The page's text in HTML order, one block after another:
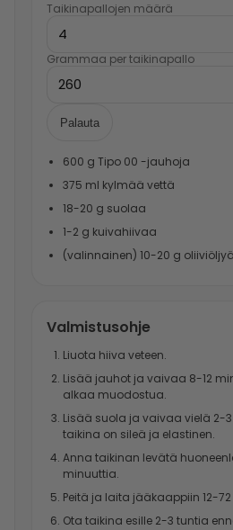
Taikinapallojen määrä
Grammaa per taikinapallo
Palauta
600 g Tipo 00 -jauhoja
375 ml kylmää vettä
18-20 g suolaa
1-2 g kuivahiivaa
(valinnainen) 10-20 g oliiviöljyä
Valmistusohje
Liuota hiiva veteen.
Lisää jauhot ja vaivaa 8-12
alkaa muodostua.
Lisää suola ja vaivaa vielä 2-
taikina on sileä ja elastinen.
Anna taikinan levätä
minuuttia.
Peitä ja laita jääkaappiin 12-
Ota taikina esille 2-3 tuntia